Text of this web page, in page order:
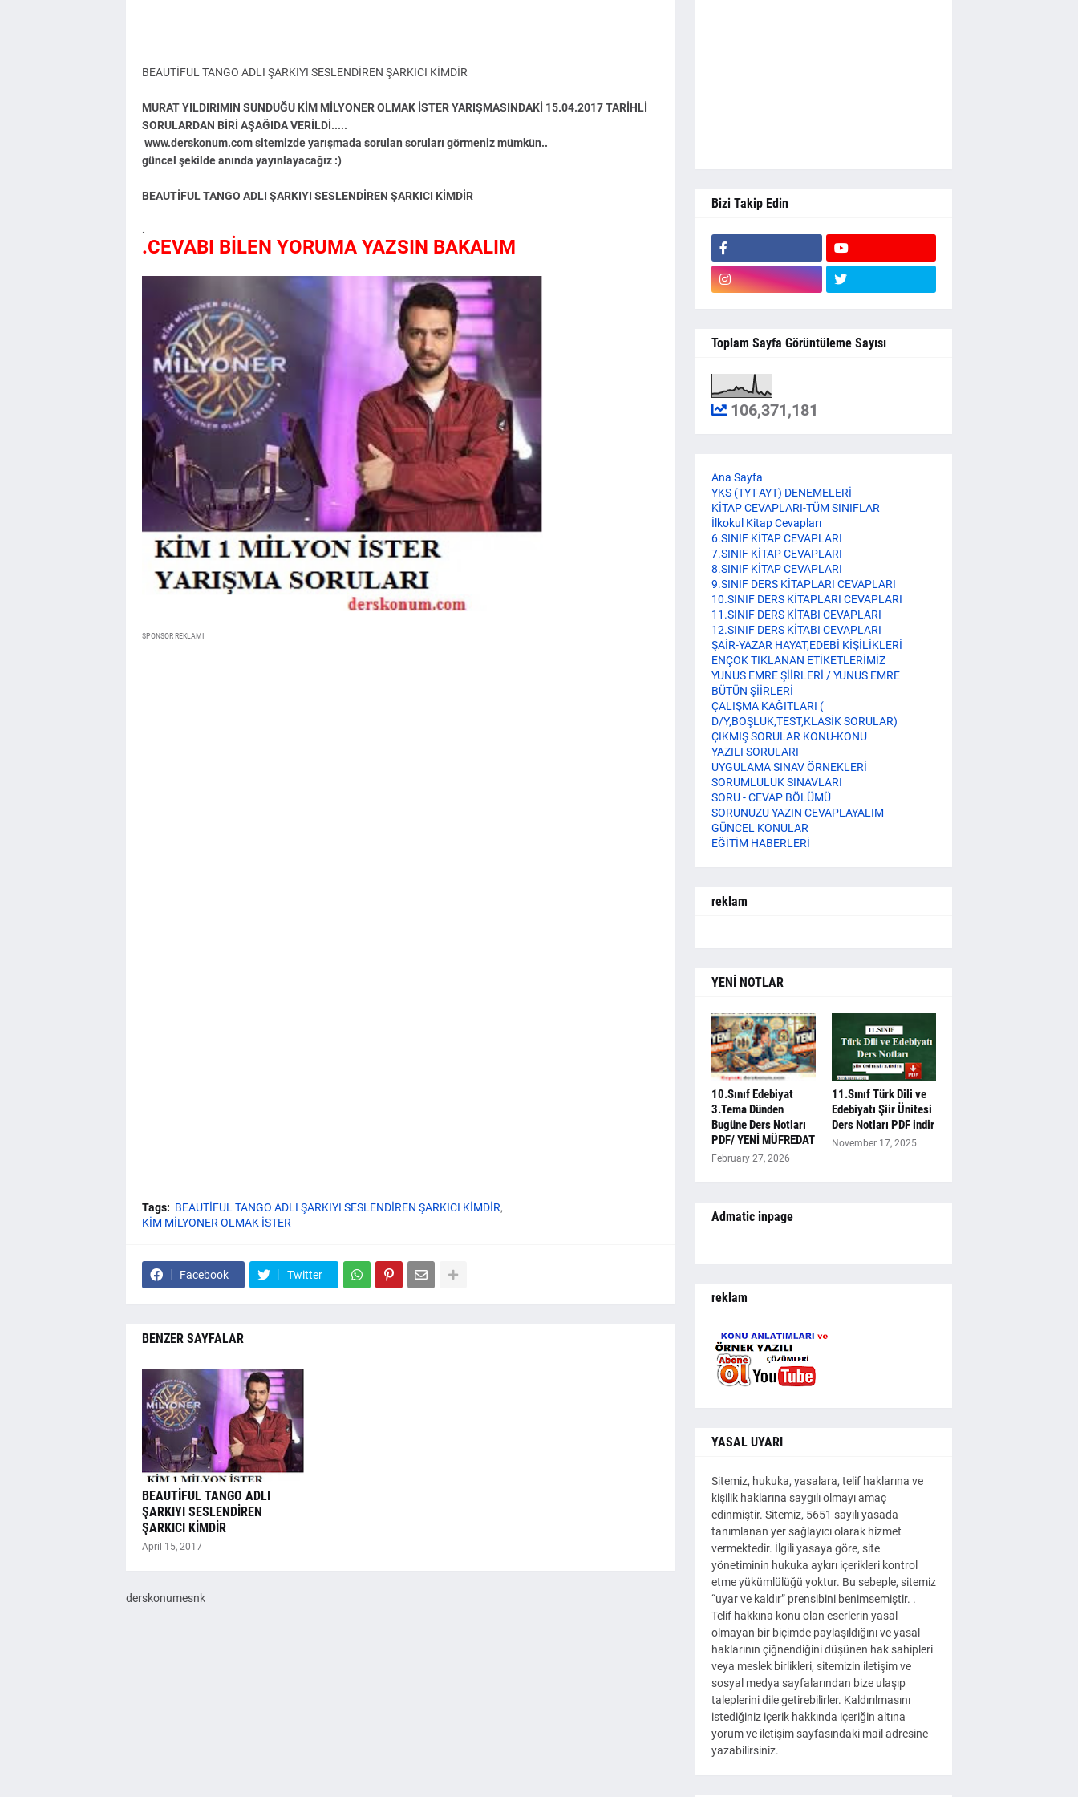
BEAUTİFUL TANGO ADLI ŞARKIYI SESLENDİREN ŞARKICI KİMDİR
MURAT YILDIRIMIN SUNDUĞU KİM MİLYONER OLMAK İSTER YARIŞMASINDAKİ 15.04.2017 TARİHLİ
SORULARDAN BİRİ AŞAĞIDA VERİLDİ.....
www.derskonum.com sitemizde yarışmada sorulan soruları görmeniz mümkün..
güncel şekilde anında yayınlayacağız :)
BEAUTİFUL TANGO ADLI ŞARKIYI SESLENDİREN ŞARKICI KİMDİR
.
.CEVABI BİLEN YORUMA YAZSIN BAKALIM
SPONSOR REKLAMI
Tags: BEAUTİFUL TANGO ADLI ŞARKIYI SESLENDİREN ŞARKICI KİMDİR
KİM MİLYONER OLMAK İSTER
Facebook Twitter
BENZER SAYFALAR
BEAUTİFUL TANGO ADLI
ŞARKIYI SESLENDİREN
ŞARKICI KİMDİR
April 15, 2017
derskonumesnk
Bizi Takip Edin
Toplam Sayfa Görüntüleme Sayısı
106,371,181
Ana Sayfa
YKS (TYT-AYT) DENEMELERİ
KİTAP CEVAPLARI-TÜM SINIFLAR
İlkokul Kitap Cevapları
6.SINIF KİTAP CEVAPLARI
7.SINIF KİTAP CEVAPLARI
8.SINIF KİTAP CEVAPLARI
9.SINIF DERS KİTAPLARI CEVAPLARI
10.SINIF DERS KİTAPLARI CEVAPLARI
11.SINIF DERS KİTABI CEVAPLARI
12.SINIF DERS KİTABI CEVAPLARI
ŞAİR-YAZAR HAYAT,EDEBİ KİŞİLİKLERİ
ENÇOK TIKLANAN ETİKETLERİMİZ
YUNUS EMRE ŞİİRLERİ / YUNUS EMRE
BÜTÜN ŞİİRLERİ
ÇALIŞMA KAĞITLARI (
D/Y,BOŞLUK,TEST,KLASİK SORULAR)
ÇIKMIŞ SORULAR KONU-KONU
YAZILI SORULARI
UYGULAMA SINAV ÖRNEKLERİ
SORUMLULUK SINAVLARI
SORU - CEVAP BÖLÜMÜ
SORUNUZU YAZIN CEVAPLAYALIM
GÜNCEL KONULAR
EĞİTİM HABERLERİ
reklam
YENİ NOTLAR
10.Sınıf Edebiyat
3.Tema Dünden
Bugüne Ders Notları
PDF/ YENİ MÜFREDAT
February 27, 2026
11.Sınıf Türk Dili ve
Edebiyatı Şiir Ünitesi
Ders Notları PDF indir
November 17, 2025
Admatic inpage
reklam
YASAL UYARI
Sitemiz, hukuka, yasalara, telif haklarına ve
kişilik haklarına saygılı olmayı amaç
edinmiştir. Sitemiz, 5651 sayılı yasada
tanımlanan yer sağlayıcı olarak hizmet
vermektedir. İlgili yasaya göre, site
yönetiminin hukuka aykırı içerikleri kontrol
etme yükümlülüğü yoktur. Bu sebeple, sitemiz
“uyar ve kaldır” prensibini benimsemiştir. .
Telif hakkına konu olan eserlerin yasal
olmayan bir biçimde paylaşıldığını ve yasal
haklarının çiğnendiğini düşünen hak sahipleri
veya meslek birlikleri, sitemizin iletişim ve
sosyal medya sayfalarından bize ulaşıp
taleplerini dile getirebilirler. Kaldırılmasını
istediğiniz içerik hakkında içeriğin altına
yorum ve iletişim sayfasındaki mail adresine
yazabilirsiniz.